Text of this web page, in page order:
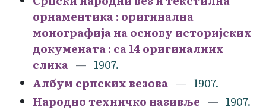
орнаментика : оригинална
монографија на основу историјских
докумената : са 14 оригиналних
слика
1907.
Албум српских везова
1907.
Народно техничко називље
1907.